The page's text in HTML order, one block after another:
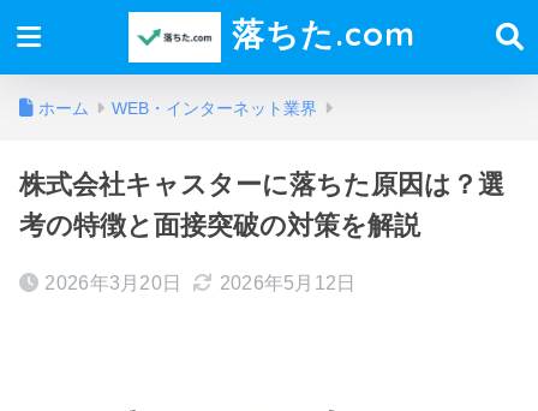
落ちた.com
ホーム WEB・インターネット業界
株式会社キャスターに落ちた原因は？選
考の特徴と面接突破の対策を解説
2026年3月20日 2026年5月12日